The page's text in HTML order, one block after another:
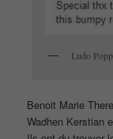
Ludo
Benoit Marie
Wadhen Kerstian